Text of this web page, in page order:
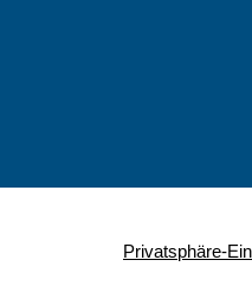
Privatsphäre-